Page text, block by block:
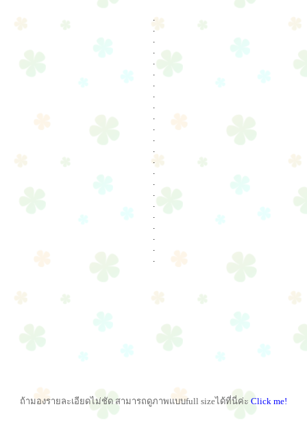
.
.
.
.
.
.
.
.
.
.
.
.
.
.
.
.
.
.
.
.
.
.
.
ถ้ามองรายละเอียดไม่ชัด สามารถดูภาพแบบfull sizeได้ที่นี่ค่ะ Click me!